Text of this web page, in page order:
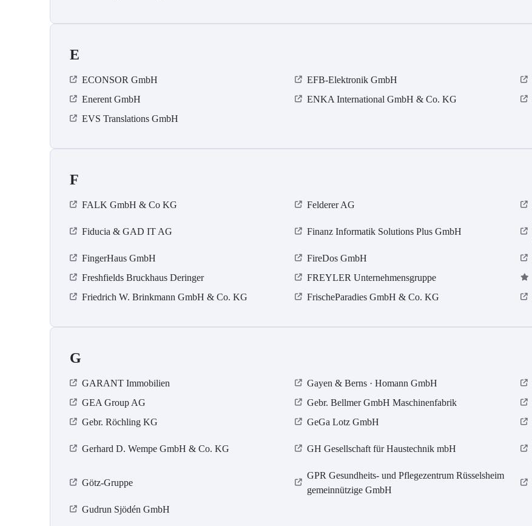
E
ECONSOR GmbH EFB-Elektronik GmbH
Enerent GmbH
ENKA International GmbH & Co. KG
EVS Translations GmbH
F
FALK GmbH & Co KG Felderer AG
Fiducia & GAD IT AG Finanz Informatik Solutions Plus GmbH
FingerHaus GmbH
FireDos GmbH
Freshfields Bruckhaus Deringer
FREYLER Unternehmensgruppe
Friedrich W. Brinkmann GmbH & Co. KG
FrischeParadies GmbH & Co. KG
G
GARANT Immobilien Gayen & Berns · Homann GmbH
GEA Group AG
Gebr. Bellmer GmbH Maschinenfabrik
Gebr. Röchling KG
GeGa Lotz GmbH
Gerhard D. Wempe GmbH & Co. KG GH Gesellschaft für Haustechnik mbH
Götz-Gruppe
GPR Gesundheits- und Pflegezentrum Rüsselsheim
gemeinnützige GmbH
Gudrun Sjödén GmbH